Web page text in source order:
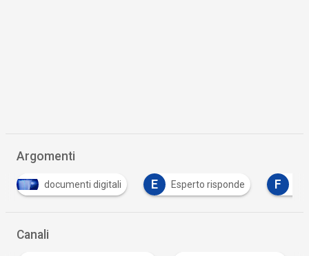
Argomenti
E Esperto risponde F fattura elettronica
Canali